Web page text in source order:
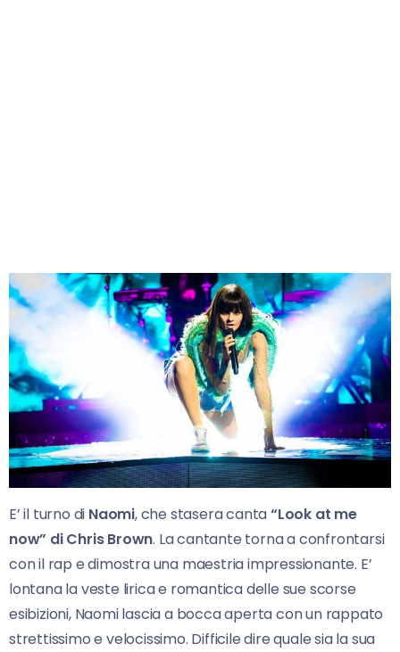
E’ il turno di Naomi, che stasera canta“Look at me
now” di Chris Brown. La cantante torna a confrontarsi
con il rap e dimostra una maestria impressionante. E’
lontana la veste lirica e romantica delle sue scorse
esibizioni, Naomi lascia a bocca aperta con un rappato
strettissimo e velocissimo. Difficile dire quale sia la sua